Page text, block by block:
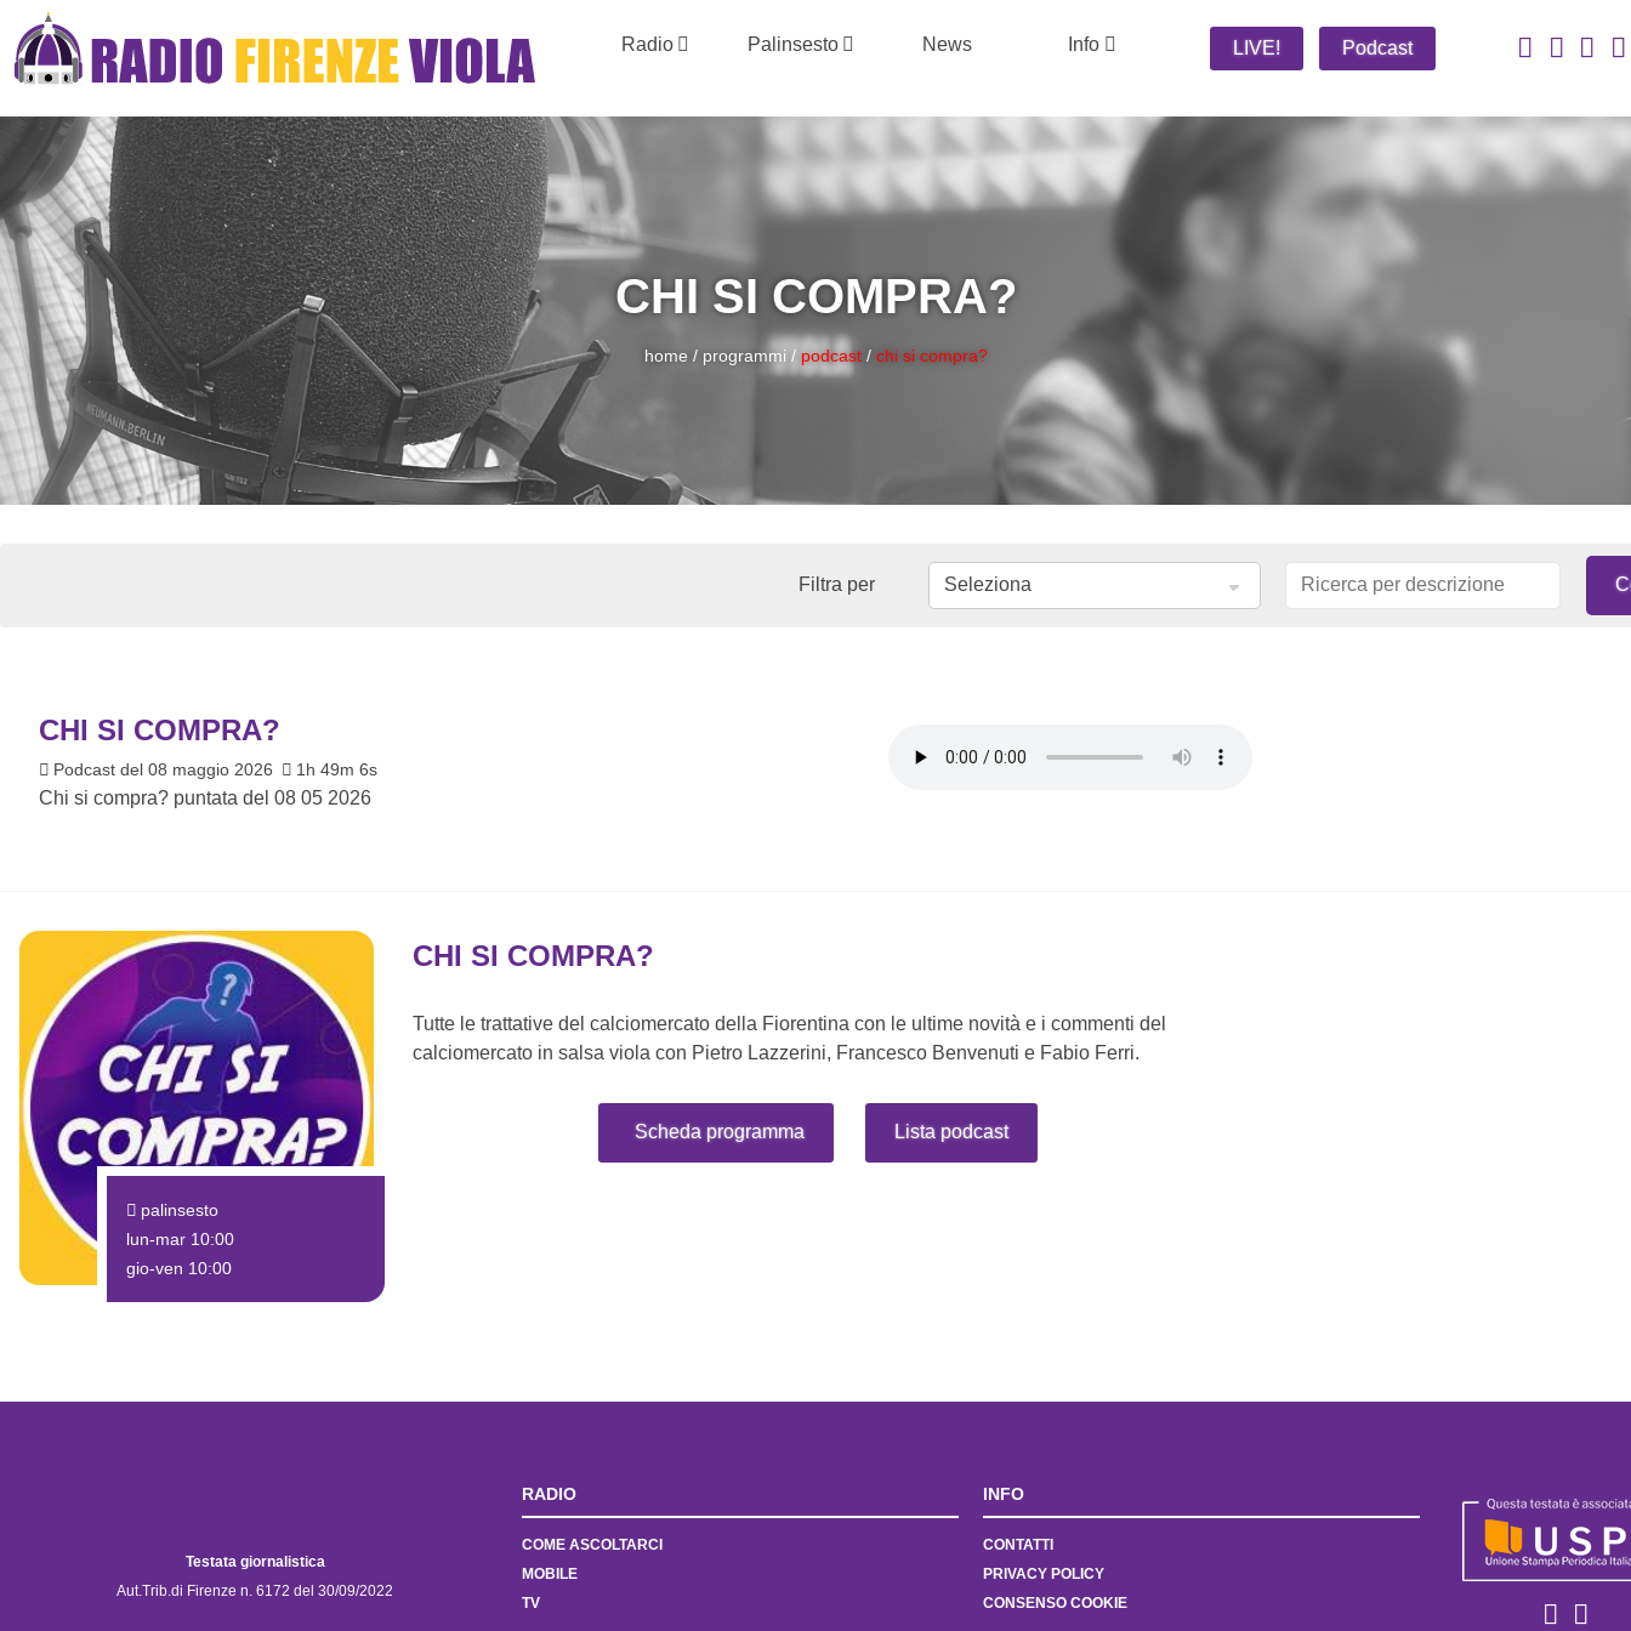
Radio Palinsesto News Info LIVE! Podcast
CHI SI COMPRA?
home / programmi / podcast/ chi si compra?
Filtra per
CHI SI COMPRA?
Podcast del 08 maggio 2026 1h 49m 6s
Chi si compra? puntata del 08 05 2026
palinsesto
lun-mar 10:00
gio-ven 10:00
CHI SI COMPRA?
Tutte le trattative del calciomercato della Fiorentina con le ultime novità e i commenti del
calciomercato in salsa viola con Pietro Lazzerini, Francesco Benvenuti e Fabio Ferri.
Scheda programma Lista podcast
Testata giornalistica
Aut.Trib.di Firenze n. 6172 del 30/09/2022
RADIO
COME ASCOLTARCI
MOBILE
TV
INFO
CONTATTI
PRIVACY POLICY
CONSENSO COOKIE